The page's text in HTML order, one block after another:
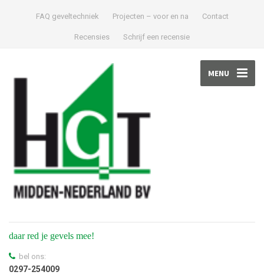
FAQ geveltechniek Projecten – voor en na Contact
Recensies Schrijf een recensie
MENU
daar red je gevels mee!
bel ons:
0297-254009